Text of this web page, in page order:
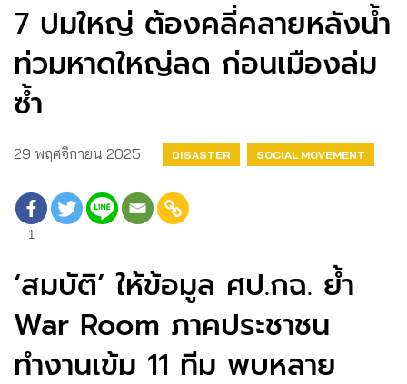
7 ปมใหญ่ ต้องคลี่คลายหลังน้ำ
ท่วมหาดใหญ่ลด ก่อนเมืองล่ม
ซ้ำ
29 พฤศจิกายน 2025 DISASTER SOCIAL MOVEMENT
1
‘สมบัติ’ ให้ข้อมูล ศป.กฉ. ย้ำ
War Room ภาคประชาชน
ทำงานเข้ม 11 ทีม พบหลาย